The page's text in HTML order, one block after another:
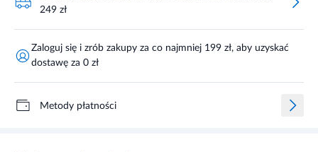
249 zł
Zaloguj się i zrób zakupy za co najmniej 199 zł, aby uzyskać
dostawę za 0 zł
Metody płatności